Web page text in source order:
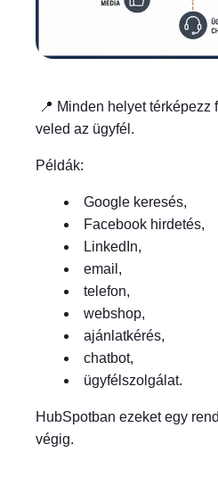
📍 Minden helyet térképezz
veled az ügyfél.
Példák:
Google keresés,
Facebook hirdetés,
LinkedIn,
email,
telefon,
webshop,
ajánlatkérés,
chatbot,
ügyfélszolgálat.
HubSpotban ezeket egy
végig.